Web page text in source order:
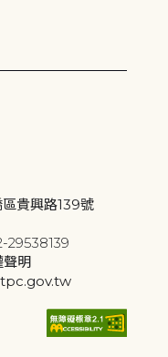
貴興路139號
29538139
聲明